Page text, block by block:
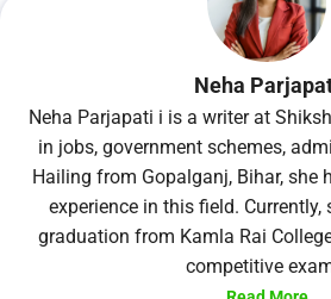
Neha
Neha Parjapati i is a writer at
in jobs, government schemes,
Hailing from Gopalganj, Bihar, she
experience in this field. Currently,
graduation from Kamla Rai
competitive